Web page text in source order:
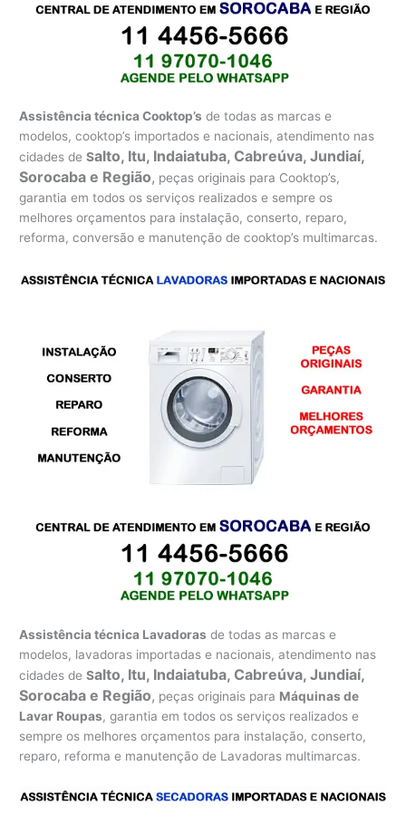
Assistência técnica Cooktop’s de todas as marcas e
modelos, cooktop’s importados e nacionais, atendimento nas
cidades deSalto, Itu, Indaiatuba, Cabreúva, Jundiaí,
Sorocaba e Região, peças originais para Cooktop’s,
garantia em todos os serviços realizados e sempre os
melhores orçamentos para instalação, conserto, reparo,
reforma, conversão e manutenção de cooktop’s multimarcas.
Assistência técnica Lavadoras de todas as marcas e
modelos, lavadoras importadas e nacionais, atendimento nas
cidades deSalto, Itu, Indaiatuba, Cabreúva, Jundiaí,
Sorocaba e Região, peças originais para Máquinas de
Lavar Roupas, garantia em todos os serviços realizados e
sempre os melhores orçamentos para instalação, conserto,
reparo, reforma e manutenção de Lavadoras multimarcas.